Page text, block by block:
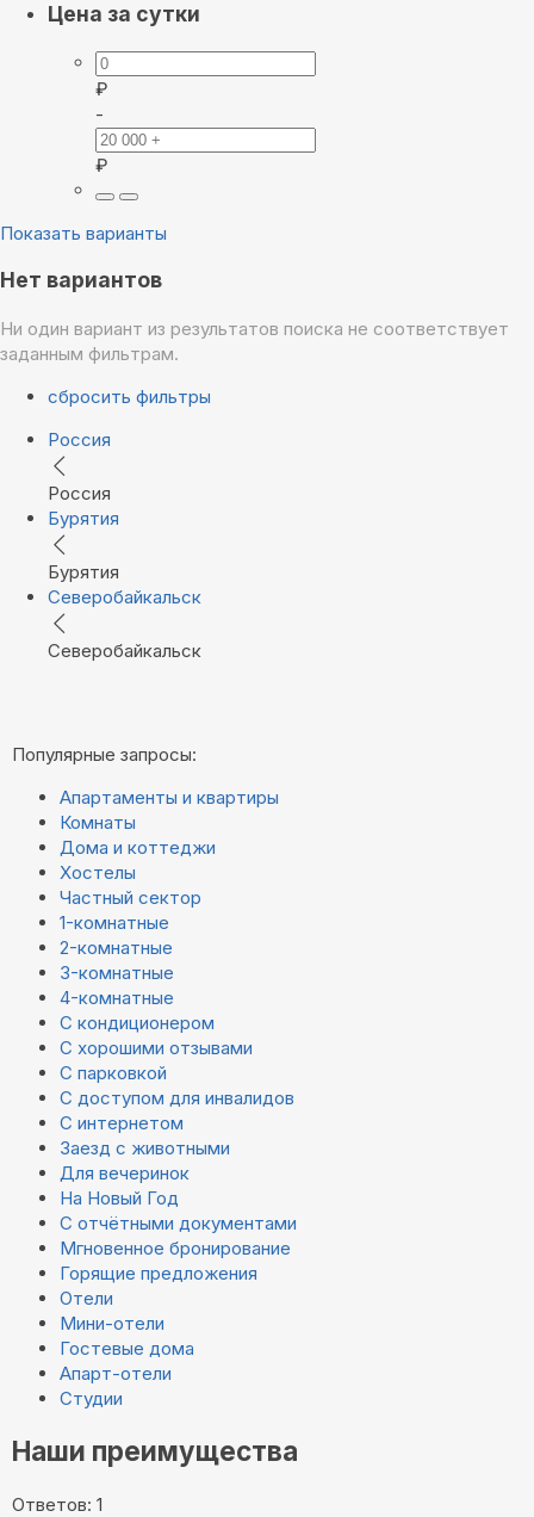
Цена за сутки
₽
-
₽
Показать варианты
Нет вариантов
Ни один вариант из результатов поиска не соответствует
заданным фильтрам.
сбросить фильтры
Россия
Россия
Бурятия
Бурятия
Северобайкальск
Северобайкальск
Популярные запросы:
Апартаменты и квартиры
Комнаты
Дома и коттеджи
Хостелы
Частный сектор
1-комнатные
2-комнатные
3-комнатные
4-комнатные
С кондиционером
С хорошими отзывами
С парковкой
С доступом для инвалидов
С интернетом
Заезд с животными
Для вечеринок
На Новый Год
С отчётными документами
Мгновенное бронирование
Горящие предложения
Отели
Мини-отели
Гостевые дома
Апарт-отели
Студии
Наши преимущества
Ответов: 1